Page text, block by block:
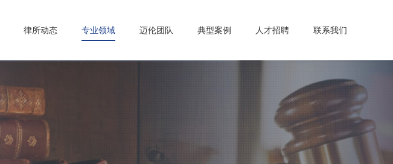
律所动态 专业领域 迈伦团队 典型案例 人才招聘 联系我们